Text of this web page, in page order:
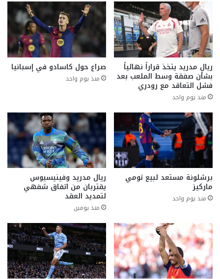
ريال مدريد يتخذ قراراً نهائياً
بشأن صفقة وسط الملعب بعد
فشل التعاقد مع رودري
منذ يوم واحد
صراع حول كاسادو في إسبانيا
منذ يوم واحد
برشلونة مستعد لبيع تومي
ماركيز
منذ يوم واحد
ريال مدريد وفينيسيوس
يقتربان من اتفاق شفهي
لتمديد العقد
منذ يومين